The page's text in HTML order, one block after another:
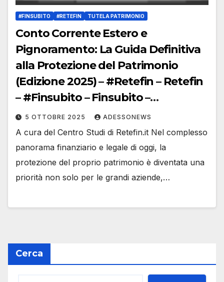
#FINSUBITO #RETEFIN TUTELA PATRIMONIO
Conto Corrente Estero e
Pignoramento: La Guida Definitiva
alla Protezione del Patrimonio
(Edizione 2025) – #Retefin – Retefin
– #Finsubito – Finsubito –
#Adessonews – #Adessonews –
#Finsubito – Adessonews
5 OTTOBRE 2025 ADESSONEWS
A cura del Centro Studi di Retefin.it Nel complesso
panorama finanziario e legale di oggi, la
protezione del proprio patrimonio è diventata una
priorità non solo per le grandi aziende,…
Cerca